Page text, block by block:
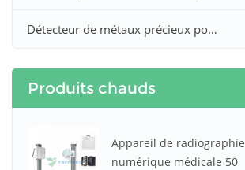
Détecteur de métaux précieux pour la chasse à l'or et à l'argent
Produits chauds
Appareil de radiographie
numérique médicale 50